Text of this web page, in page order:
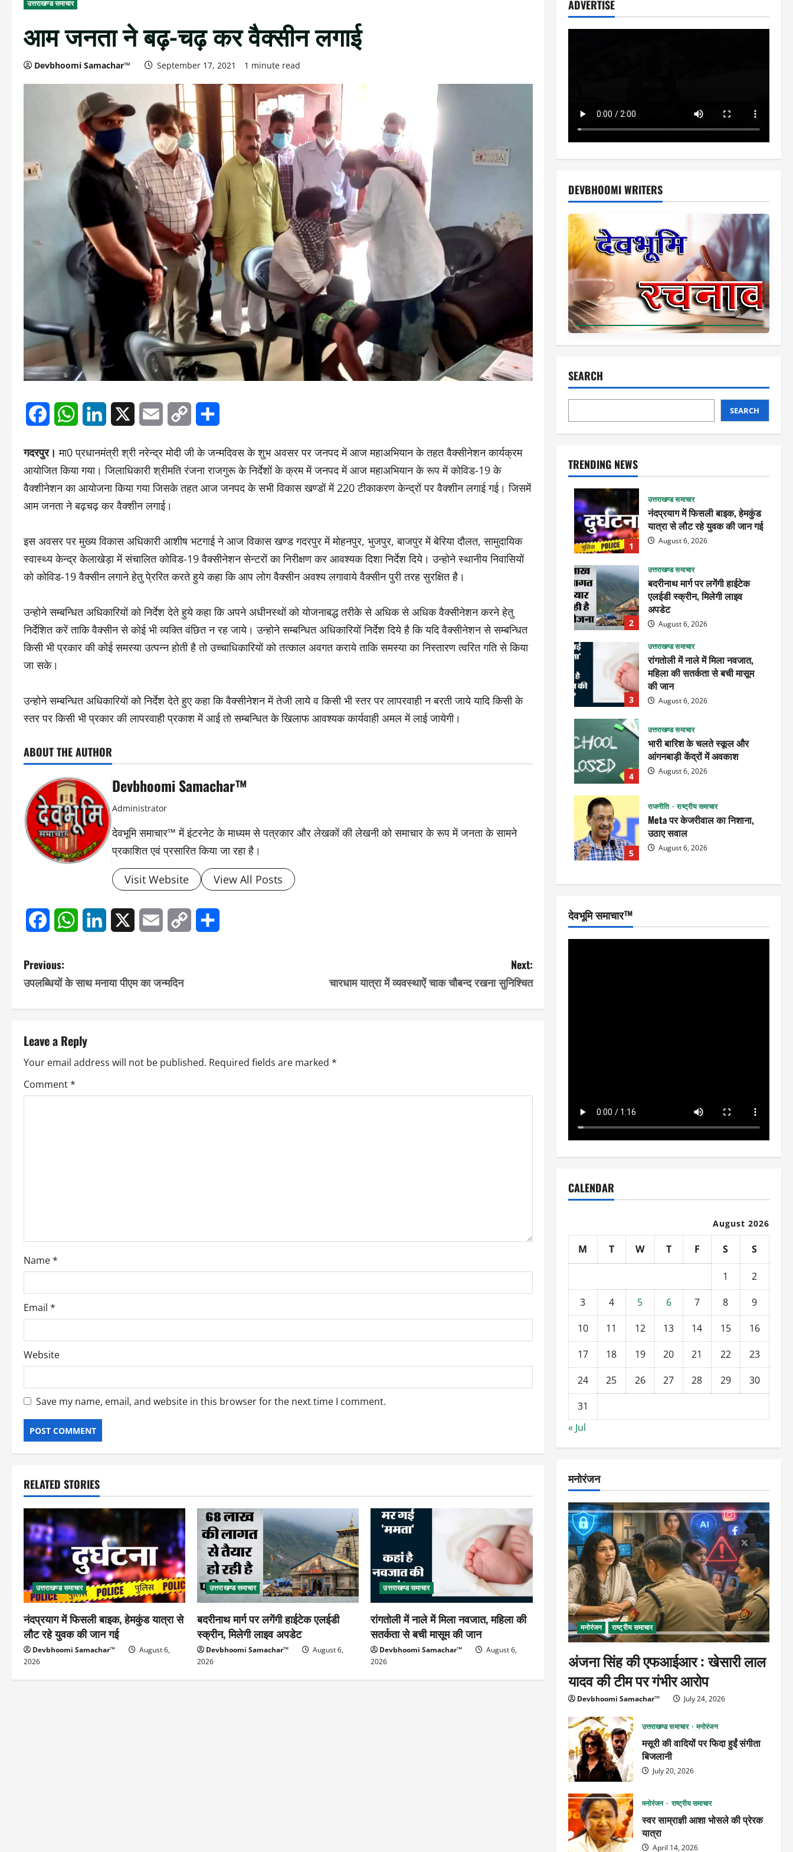
उत्तराखण्ड समाचार
आम जनता ने बढ़-चढ़ कर वैक्सीन लगाई
Devbhoomi Samachar™ September 17, 2021 1 minute read
FacebookWhatsAppLinkedIn Email
Copy
गदरपुर। मा0 प्रधानमंत्री श्री नरेन्द्र मोदी जी के जन्मदिवस के शुभ अवसर पर जनपद में आज महाअभियान के तहत वैक्सीनेशन कार्यक्रम
आयोजित किया गया। जिलाधिकारी श्रीमति रंजना राजगुरू के निर्देशों के क्रम में जनपद में आज महाअभियान के रूप में कोविड-19 के
वैक्शीनेशन का आयोजना किया गया जिसके तहत आज जनपद के सभी विकास खण्डों में 220 टीकाकरण केन्द्रों पर वैक्शीन लगाई गई। जिसमें
आम जनता ने बढ़चढ़ कर वैक्शीन लगाई।
इस अवसर पर मुख्य विकास अधिकारी आशीष भटगाई ने आज विकास खण्ड गदरपुर में मोहनपुर, भुजपुर, बाजपुर में बेरिया दौलत, सामुदायिक
स्वास्थ्य केन्द्र केलाखेड़ा में संचालित कोविड-19 वैक्सीनेशन सेन्टरों का निरीक्षण कर आवश्यक दिशा निर्देश दिये। उन्होने स्थानीय निवासियों
को कोविड-19 वैक्सीन लगाने हेतु पे्ररित करते हुये कहा कि आप लोग वैक्सीन अवश्य लगावाये वैक्सीन पुरी तरह सुरक्षित है।
उन्होने सम्बन्धित अधिकारियों को निर्देश देते हुये कहा कि अपने अधीनस्थों को योजनाबद्ध तरीके से अधिक से अधिक वैक्सीनेशन करने हेतु
निर्देशित करें ताकि वैक्सीन से कोई भी व्यक्ति वंछित न रह जाये। उन्होने सम्बन्धित अधिकारियों निर्देश दिये है कि यदि वैक्सीनेशन से सम्बन्धित
किसी भी प्रकार की कोई समस्या उत्पन्न होती है तो उच्चाधिकारियों को तत्काल अवगत कराये ताकि समस्या का निस्तारण त्वरित गति से किया
जा सके।
उन्होने सम्बन्धित अधिकारियों को निर्देश देते हुए कहा कि वैक्सीनेशन में तेजी लाये व किसी भी स्तर पर लापरवाही न बरती जाये यादि किसी के
स्तर पर किसी भी प्रकार की लापरवाही प्रकाश में आई तो सम्बन्धित के खिलाफ आवश्यक कार्यवाही अमल में लाई जायेगी।
ABOUT THE AUTHOR
Devbhoomi Samachar™
Administrator
देवभूमि समाचार™ में इंटरनेट के माध्यम से पत्रकार और लेखकों की लेखनी को समाचार के रूप में जनता के सामने
प्रकाशित एवं प्रसारित किया जा रहा है।
Visit Website View All Posts
FacebookWhatsAppLinkedIn Email
Copy
P
o
s
t
n
a
i
o
n
Previous:
उपलब्धियों के साथ मनाया पीएम का जन्मदिन
Next:
चारधाम यात्रा में व्यवस्थाऐं चाक चौबन्द रखना सुनिश्चित
Leave a Reply
Your email address will not be published. Required fields are marked *
Comment*
Name*
Email *
Website
Save my name, email, and website in this browser for the next time I comment.
RELATED STORIES
उत्तराखण्ड समाचार
नंदप्रयाग में फिसली बाइक, हेमकुंड यात्रा से
लौट रहे युवक की जान गई
Devbhoomi Samachar™
August 6,
2026
उत्तराखण्ड समाचार
बदरीनाथ मार्ग पर लगेंगी हाईटेक एलईडी
स्क्रीन, मिलेगी लाइव अपडेट
Devbhoomi Samachar™
August 6,
2026
उत्तराखण्ड समाचार
रांगतोली में नाले में मिला नवजात, महिला की
सतर्कता से बची मासूम की जान
Devbhoomi Samachar™
August 6,
2026
ADVERTISE
DEVBHOOMI WRITERS
SEARCH
SEARCH
TRENDING NEWS
1
उत्तराखण्ड समाचार
नंदप्रयाग में फिसली बाइक, हेमकुंड
यात्रा से लौट रहे युवक की जान गई
August 6, 2026
2
उत्तराखण्ड समाचार
बदरीनाथ मार्ग पर लगेंगी हाईटेक
एलईडी स्क्रीन, मिलेगी लाइव
अपडेट
August 6, 2026
3
उत्तराखण्ड समाचार
रांगतोली में नाले में मिला नवजात,
महिला की सतर्कता से बची मासूम
की जान
August 6, 2026
4
उत्तराखण्ड समाचार
भारी बारिश के चलते स्कूल और
आंगनबाड़ी केंद्रों में अवकाश
August 6, 2026
5
राजनीति राष्ट्रीय समाचार
Meta पर केजरीवाल का निशाना,
उठाए सवाल
August 6, 2026
देवभूमि समाचार™
CALENDAR
August 2026
M T W T F S S
1
2
3
4 5 6 7 8
9
10
11 12 13 14 15
16
17
18 19 20 21 22
23
24
25 26 27 28 29
30
31
« Jul
मनोरंजन
मनोरंजन राष्ट्रीय समाचार
अंजना सिंह की एफआईआर : खेसारी लाल
यादव की टीम पर गंभीर आरोप
Devbhoomi Samachar™ July 24, 2026
उत्तराखण्ड समाचार मनोरंजन
मसूरी की वादियों पर फिदा हुईं संगीता
बिजलानी
July 20, 2026
मनोरंजन राष्ट्रीय समाचार
स्वर साम्राज्ञी आशा भोसले की प्रेरक
यात्रा
April 14, 2026